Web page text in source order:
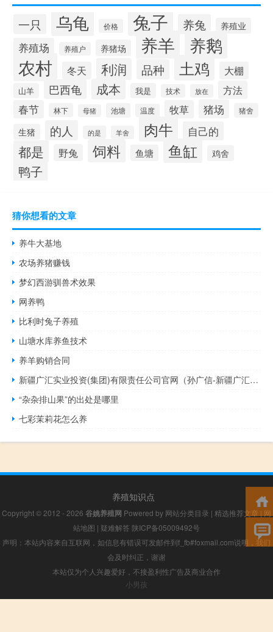
一只 乌龟 价格 兔子 养兔 养殖业
养殖场 养殖户 养猪场 养羊 养鹅
农村 冬天 利润 品种 土鸡 大棚
山羊 巴西龟 成本 我是 技术 放在
方法
春节
林下 母猪 池塘 温度 牧草 猪场 猪舍
生猪 的人 的是 羊舍 肉牛 自己的
都是 野兔 饲料 鱼塘 鱼缸 鸡舍
鸭子
猜你想看的文章
养牛大基地
农场养猪赚钱
梦幻西游驯兽术效果
网养鸭
比利时兔子养殖
山塘水库养鱼技术
养羊购销合同
新疆广汇实业投资(集团)有限责任公司官网（孙广信-新疆广汇实业投资(集团)有限责任公司董事长介绍）
“杂杂排山果”的出处是哪里
七彩茉莉花怎么养
养殖知识点
Copyright © 2012 - 2026 谷姚养殖网 Powered by 网站分类目录 | 精选推荐文章 | 网
站地图 | 疑难解答 陕ICP备05009492号
声明：本站内容来自互联网，如信息有错误可发邮件到f_fb#foxmail.com说明，我们
会及时纠正，谢谢
本站仅为个人兴趣爱好，不接盈利性广告及商业合作
小男孩